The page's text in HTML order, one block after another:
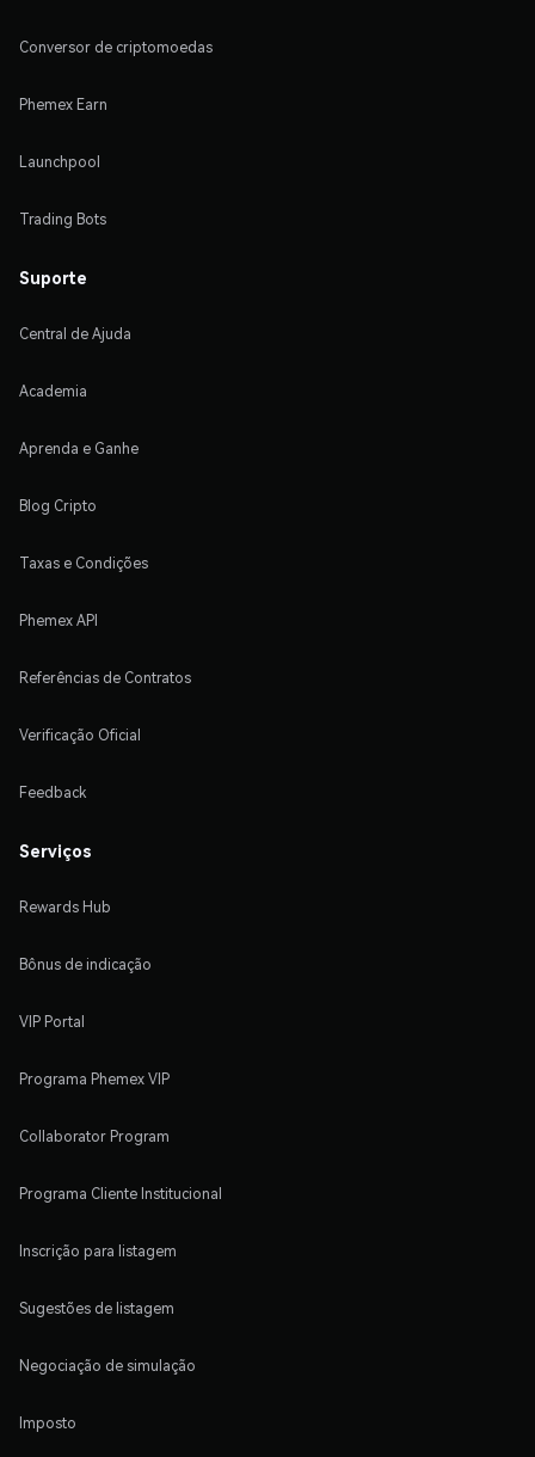
Conversor de criptomoedas
Phemex Earn
Launchpool
Trading Bots
Suporte
Central de Ajuda
Academia
Aprenda e Ganhe
Blog Cripto
Taxas e Condições
Phemex API
Referências de Contratos
Verificação Oficial
Feedback
Serviços
Rewards Hub
Bônus de indicação
VIP Portal
Programa Phemex VIP
Collaborator Program
Programa Cliente Institucional
Inscrição para listagem
Sugestões de listagem
Negociação de simulação
Imposto